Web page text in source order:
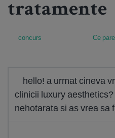
tratamente
concurs Ce
hello! a urmat cineva
clinicii luxury
nehotarata si as vrea sa